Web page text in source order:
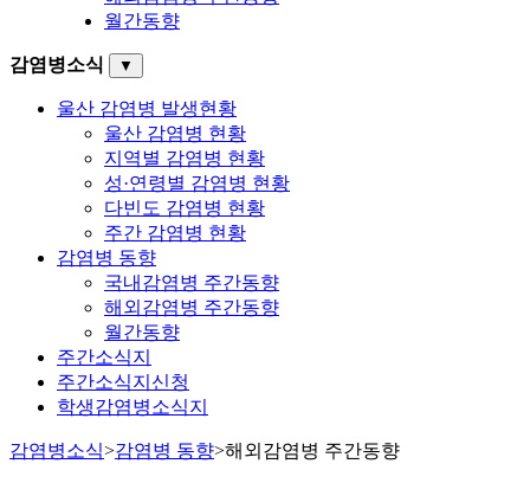
월간동향
감염병소식 ▼
울산 감염병 발생현황
울산 감염병 현황
지역별 감염병 현황
성·연령별 감염병 현황
다빈도 감염병 현황
주간 감염병 현황
감염병 동향
국내감염병 주간동향
해외감염병 주간동향
월간동향
주간소식지
주간소식지신청
학생감염병소식지
감염병소식>감염병 동향>해외감염병 주간동향